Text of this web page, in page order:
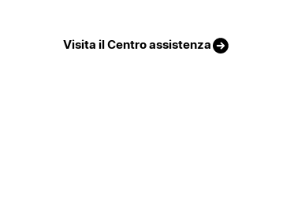
Visita il Centro assistenza